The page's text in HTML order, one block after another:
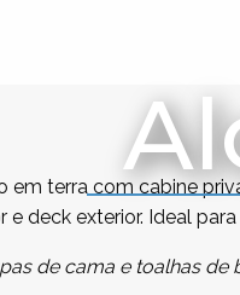
em terra com cabine
e deck exterior. Ideal para
de cama e toalhas de